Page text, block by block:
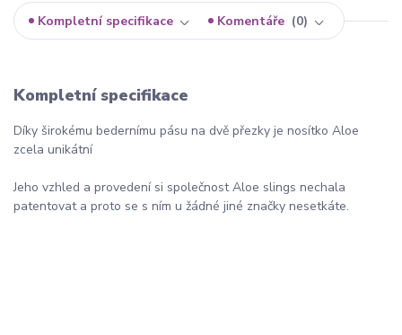
Kompletní specifikace Komentáře 0
Kompletní specifikace
Díky širokému bedernímu pásu na dvě přezky je nosítko Aloe
zcela unikátní
Jeho vzhled a provedení si společnost Aloe slings nechala
patentovat a proto se s ním u žádné jiné značky nesetkáte.